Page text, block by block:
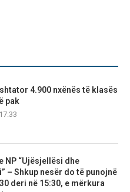
4.900 nxënës të klasës
pak
NP “Ujësjellësi dhe
– Shkup nesër do të punojnë
deri në 15:30, e mërkura